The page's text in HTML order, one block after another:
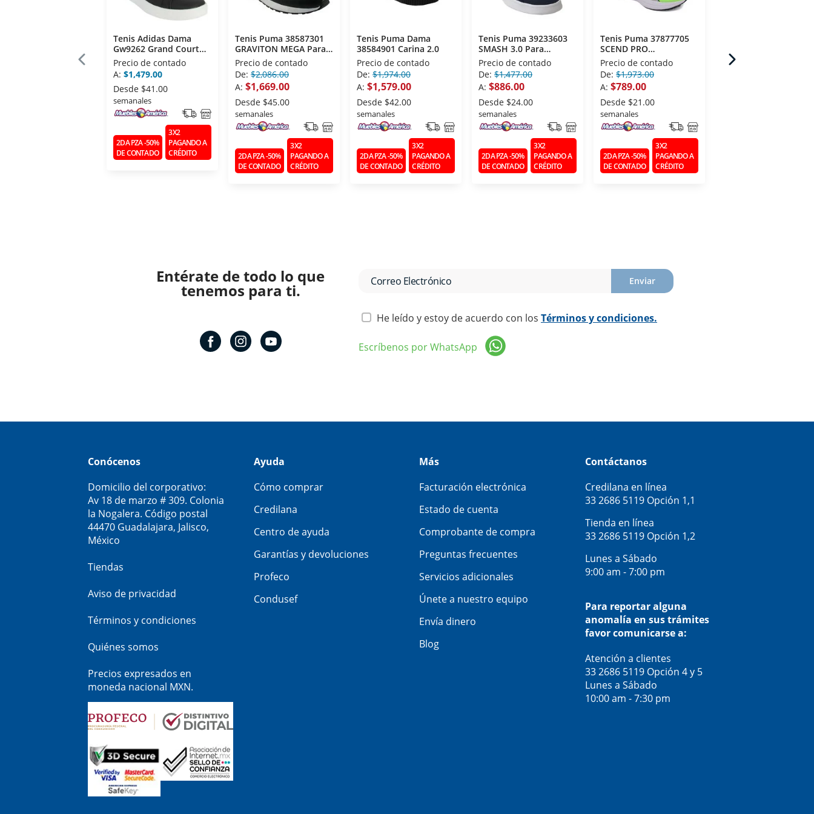
Tenis Adidas Dama
Gw9262 Grand Court
Base 2.0
Precio de contado
A: $1,479.00
Desde $41.00
semanales
2DA PZA -50%
DE CONTADO
3X2
PAGANDO A
CRÉDITO
Tenis Puma 38587301
GRAVITON MEGA Para
Caballero 28
Precio de contado
De: $2,086.00
A: $1,669.00
Desde $45.00
semanales
2DA PZA -50%
DE CONTADO
3X2
PAGANDO A
CRÉDITO
Tenis Puma Dama
38584901 Carina 2.0
Precio de contado
De: $1,974.00
A: $1,579.00
Desde $42.00
semanales
2DA PZA -50%
DE CONTADO
3X2
PAGANDO A
CRÉDITO
Tenis Puma 39233603
SMASH 3.0 Para
Caballero 28
Precio de contado
De: $1,477.00
A: $886.00
Desde $24.00
semanales
2DA PZA -50%
DE CONTADO
3X2
PAGANDO A
CRÉDITO
Tenis Puma 37877705
SCEND PRO
ENGINEERED Verde
Precio de contado
De: $1,973.00
A: $789.00
Desde $21.00
semanales
2DA PZA -50%
DE CONTADO
3X2
PAGANDO A
CRÉDITO
Mid Jr
Precio de contado
Entérate de todo lo que
tenemos para ti. Enviar
He leído y estoy de acuerdo con los Términos y condiciones.
Escríbenos por WhatsApp
Conócenos
Domicilio del corporativo:
Av 18 de marzo # 309. Colonia
la Nogalera. Código postal
44470 Guadalajara, Jalisco,
México
Tiendas
Aviso de privacidad
Términos y condiciones
Quiénes somos
Precios expresados en
moneda nacional MXN.
Ayuda
Cómo comprar
Credilana
Centro de ayuda
Garantías y devoluciones
Profeco
Condusef
Más
Facturación electrónica
Estado de cuenta
Comprobante de compra
Preguntas frecuentes
Servicios adicionales
Únete a nuestro equipo
Envía dinero
Blog
Contáctanos
Credilana en línea
33 2686 5119 Opción 1,1
Tienda en línea
33 2686 5119 Opción 1,2
Lunes a Sábado
9:00 am - 7:00 pm
Para reportar alguna
anomalía en sus trámites
favor comunicarse a:
Atención a clientes
33 2686 5119 Opción 4 y 5
Lunes a Sábado
10:00 am - 7:30 pm